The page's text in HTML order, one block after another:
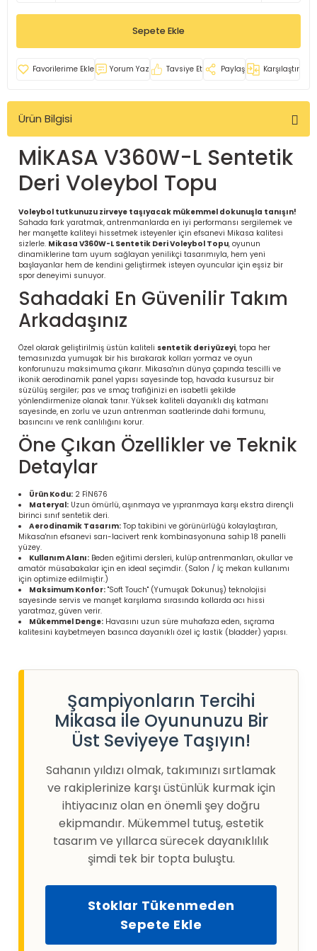
Tamamlayıcı Ekipmanlar |
Tamamlayıcı Spor Ekipmanları |
– Organizasyonlar için
| ASSA SPOR
| Dayanıklı ve Modüler
Sepete Ekle
Yorum Yaz Tavsiye Et Paylaş Karşılaştır
Ürün Bilgisi
MİKASA V360W-L Sentetik
Deri Voleybol Topu
Voleybol tutkunuzu zirveye taşıyacak mükemmel dokunuşla tanışın!
Sahada fark yaratmak, antrenmanlarda en iyi performansı sergilemek ve
her manşette kaliteyi hissetmek isteyenler için efsanevi Mikasa kalitesi
sizlerle. Mikasa V360W-L Sentetik Deri Voleybol Topu, oyunun
dinamiklerine tam uyum sağlayan yenilikçi tasarımıyla, hem yeni
başlayanlar hem de kendini geliştirmek isteyen oyuncular için eşsiz bir
spor deneyimi sunuyor.
Sahadaki En Güvenilir Takım
Arkadaşınız
Özel olarak geliştirilmiş üstün kaliteli sentetik deri yüzeyi, topa her
temasınızda yumuşak bir his bırakarak kolları yormaz ve oyun
konforunuzu maksimuma çıkarır. Mikasa'nın dünya çapında tescilli ve
ikonik aerodinamik panel yapısı sayesinde top, havada kusursuz bir
süzülüş sergiler; pas ve smaç trafiğinizi en isabetli şekilde
yönlendirmenize olanak tanır. Yüksek kaliteli dayanıklı dış katmanı
sayesinde, en zorlu ve uzun antrenman saatlerinde dahi formunu,
basıncını ve renk canlılığını korur.
Öne Çıkan Özellikler ve Teknik
Detaylar
Ürün Kodu: 2 FİN676
Materyal: Uzun ömürlü, aşınmaya ve yıpranmaya karşı ekstra dirençli
birinci sınıf sentetik deri.
Aerodinamik Tasarım: Top takibini ve görünürlüğü kolaylaştıran,
Mikasa'nın efsanevi sarı-lacivert renk kombinasyonuna sahip 18 panelli
yüzey.
Kullanım Alanı: Beden eğitimi dersleri, kulüp antrenmanları, okullar ve
amatör müsabakalar için en ideal seçimdir. (Salon / İç mekan kullanımı
için optimize edilmiştir.)
Maksimum Konfor: "Soft Touch" (Yumuşak Dokunuş) teknolojisi
sayesinde servis ve manşet karşılama sırasında kollarda acı hissi
yaratmaz, güven verir.
Mükemmel Denge: Havasını uzun süre muhafaza eden, sıçrama
kalitesini kaybetmeyen basınca dayanıklı özel iç lastik (bladder) yapısı.
Şampiyonların Tercihi
Mikasa ile Oyununuzu Bir
Üst Seviyeye Taşıyın!
Sahanın yıldızı olmak, takımınızı sırtlamak
ve rakiplerinize karşı üstünlük kurmak için
ihtiyacınız olan en önemli şey doğru
ekipmandır. Mükemmel tutuş, estetik
tasarım ve yıllarca sürecek dayanıklılık
şimdi tek bir topta buluştu.
Stoklar Tükenmeden
Sepete Ekle